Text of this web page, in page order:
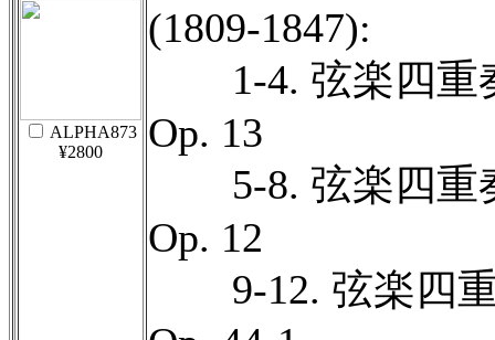
ALPHA873
¥2800
(1809-1847):
1-4. 弦楽四重
Op. 13
5-8. 弦楽四重
Op. 12
9-12. 弦楽四重